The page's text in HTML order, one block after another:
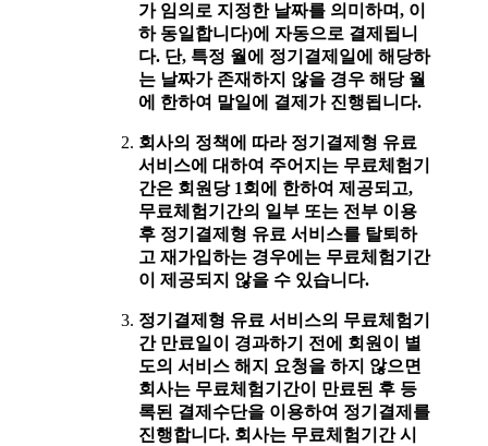
가 임의로 지정한 날짜를 의미하며, 이
하 동일합니다)에 자동으로 결제됩니
다. 단, 특정 월에 정기결제일에 해당하
는 날짜가 존재하지 않을 경우 해당 월
에 한하여 말일에 결제가 진행됩니다.
회사의 정책에 따라 정기결제형 유료
서비스에 대하여 주어지는 무료체험기
간은 회원당 1회에 한하여 제공되고,
무료체험기간의 일부 또는 전부 이용
후 정기결제형 유료 서비스를 탈퇴하
고 재가입하는 경우에는 무료체험기간
이 제공되지 않을 수 있습니다.
정기결제형 유료 서비스의 무료체험기
간 만료일이 경과하기 전에 회원이 별
도의 서비스 해지 요청을 하지 않으면
회사는 무료체험기간이 만료된 후 등
록된 결제수단을 이용하여 정기결제를
진행합니다. 회사는 무료체험기간 시